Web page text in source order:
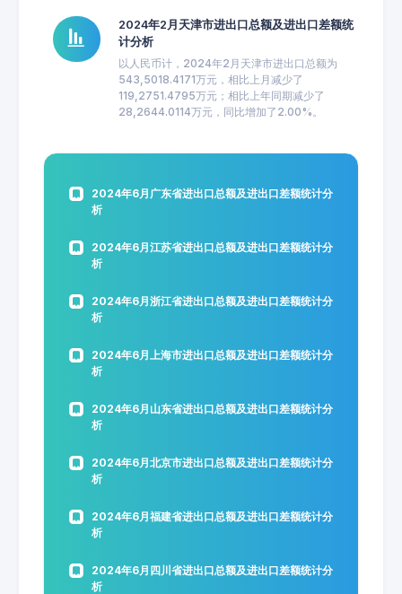
2024年2月天津市进出口总额及进出口差额统
计分析
以人民币计，2024年2月天津市进出口总额为
543,5018.4171万元，相比上月减少了
119,2751.4795万元；相比上年同期减少了
28,2644.0114万元，同比增加了2.00%。
2024年6月广东省进出口总额及进出口差额统计分
析
2024年6月江苏省进出口总额及进出口差额统计分
析
2024年6月浙江省进出口总额及进出口差额统计分
析
2024年6月上海市进出口总额及进出口差额统计分
析
2024年6月山东省进出口总额及进出口差额统计分
析
2024年6月北京市进出口总额及进出口差额统计分
析
2024年6月福建省进出口总额及进出口差额统计分
析
2024年6月四川省进出口总额及进出口差额统计分
析